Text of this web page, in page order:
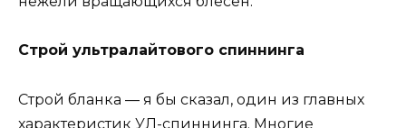
Строй ультралайтового спиннинга
Строй бланка — я бы сказал, один из главных
характеристик УЛ-спиннинга. Многие